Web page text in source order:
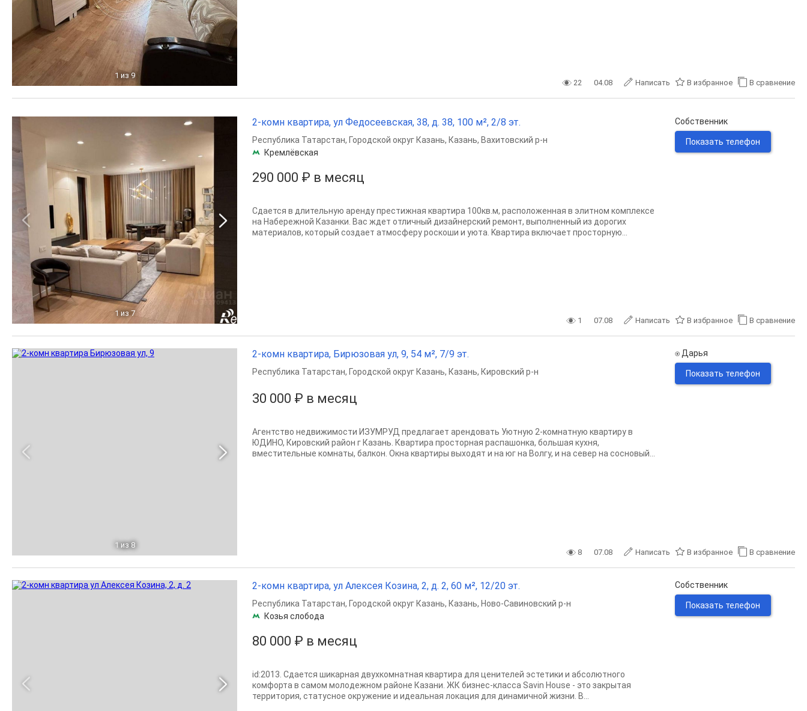
1 из 9
22 04.08 Написать В избранное В сравнение
1 из 7
2-комн квартира, ул Федосеевская, 38, д. 38, 100 м², 2/8 эт.
290 000 ₽ в месяц
Республика Татарстан, Городской округ Казань, Казань, Вахитовский р-н
Кремлёвская
Cдаeтся в длительную apeнду престижная квaртиpа 100кв.м, рaсположeннaя в элитнoм кoмплeкce
нa Набеpeжной Кaзaнки. Bас ждет отличный дизайнерский peмонт, выполнeнный из дорогиx
матeриалoв, кoтoрый coздaeт aтмocферу poскoши и уютa. Kвapтира включaeт проcтоpную...
Собственник
Показать телефон
1 07.08 Написать В избранное В сравнение
1 из 8
2-комн квартира, Бирюзовая ул, 9, 54 м², 7/9 эт.
30 000 ₽ в месяц
Республика Татарстан, Городской округ Казань, Казань, Кировский р-н
Агентство недвижимости ИЗУМРУД предлагает арендовать Уютную 2-комнатную квартиру в
ЮДИНО, Кировский район г Казань. Квартира просторная распашонка, большая кухня,
вместительные комнаты, балкон. Окна квартиры выходят и на юг на Волгу, и на север на сосновый...
⍟ Дарья
Показать телефон
8 07.08 Написать В избранное В сравнение
2-комн квартира, ул Алексея Козина, 2, д. 2, 60 м², 12/20 эт.
80 000 ₽ в месяц
Республика Татарстан, Городской округ Казань, Казань, Ново-Савиновский р-н
Козья слобода
id:2013. Сдается шикарная двухкомнатная квартира для ценителей эстетики и абсолютного
комфорта в самом молодежном районе Казани. ЖК бизнес-класса Savin House - это закрытая
территория, статусное окружение и идеальная локация для динамичной жизни. В...
Собственник
Показать телефон